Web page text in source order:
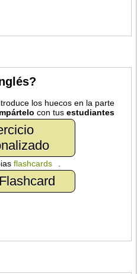
los huecos en la parte
con tusestudiantes
flashcards